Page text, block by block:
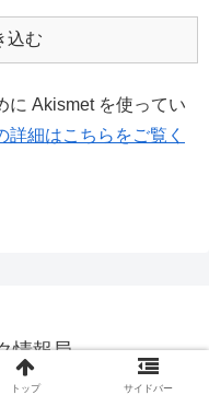
込む
に Akismet を使ってい
詳細はこちらをご覧く
情報局
ク情報局.
トップ サイドバー